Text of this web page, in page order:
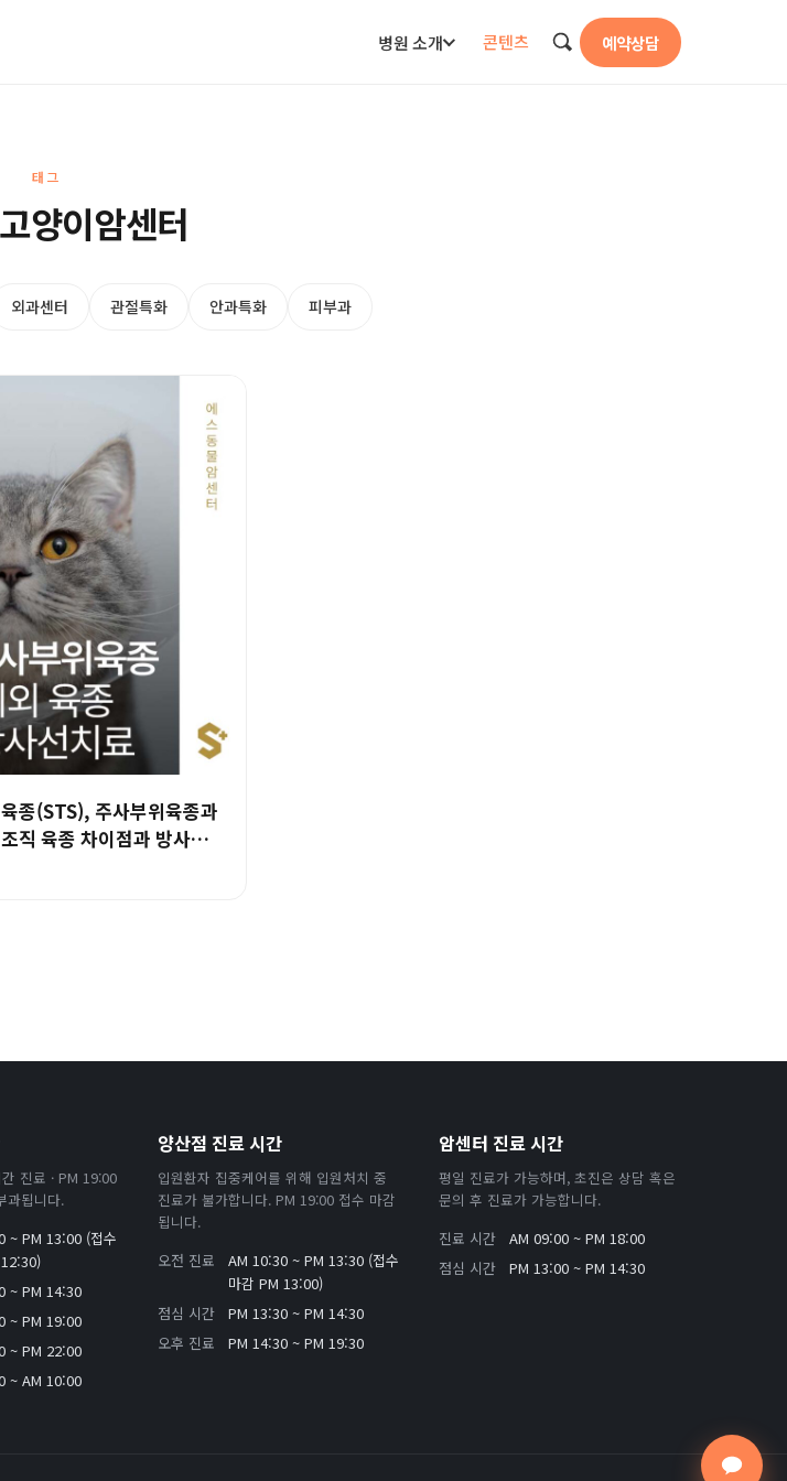
병원 소개 콘텐츠 예약상담
태그
양이암센터
외과센터 관절특화 안과특화 피부과
종(STS), 주사부위육종과
직 육종 차이점과 방사선
부산 양산 에스동물암센터
진료 · PM 19:00
과됩니다.
~ PM 13:00 (접수
~ PM 14:30
~ PM 19:00
~ PM 22:00
~ AM 10:00
양산점 진료 시간
입원환자 집중케어를 위해 입원처치 중
진료가 불가합니다. PM 19:00 접수 마감
됩니다.
오전 진료
AM 10:30 ~ PM 13:30 (접수
마감 PM 13:00)
점심 시간
PM 13:30 ~ PM 14:30
오후 진료
PM 14:30 ~ PM 19:30
암센터 진료 시간
평일 진료가 가능하며, 초진은 상담 혹은
문의 후 진료가 가능합니다.
진료 시간
AM 09:00 ~ PM 18:00
점심 시간
PM 13:00 ~ PM 14:30